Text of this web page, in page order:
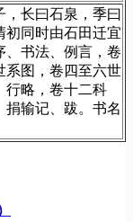
，长曰石泉，季曰
初同时由石田迁宜
、书法、例言，卷
系图，卷四至六世
行略，卷十二科
捐输记、跋。书名